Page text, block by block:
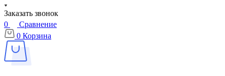
Заказать звонок
0
Сравнение
0 Корзина